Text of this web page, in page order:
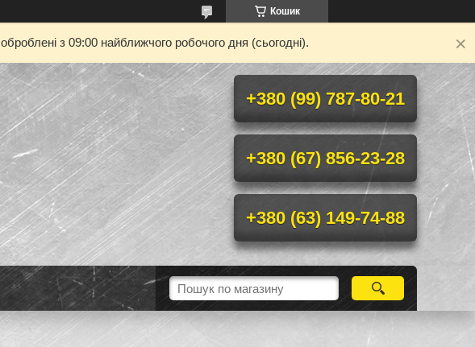
Кошик
з 09:00 найближчого робочого дня (сьогодні).
+380 (99) 787-80-21
+380 (67) 856-23-28
+380 (63) 149-74-88